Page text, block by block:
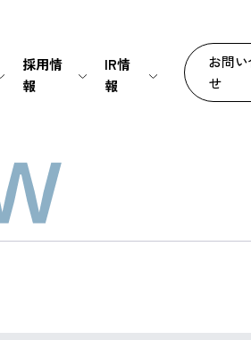
サービス
自動化によるROI改善
用改善
て 情報セキュリティ基本
ー
採用情
報
IR情
報
ディスクロージャーポ
お問
せ